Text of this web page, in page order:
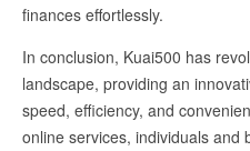
finances effortlessly.
In conclusion, Kuai500 has
landscape, providing an
speed, efficiency, and
online services, individuals and